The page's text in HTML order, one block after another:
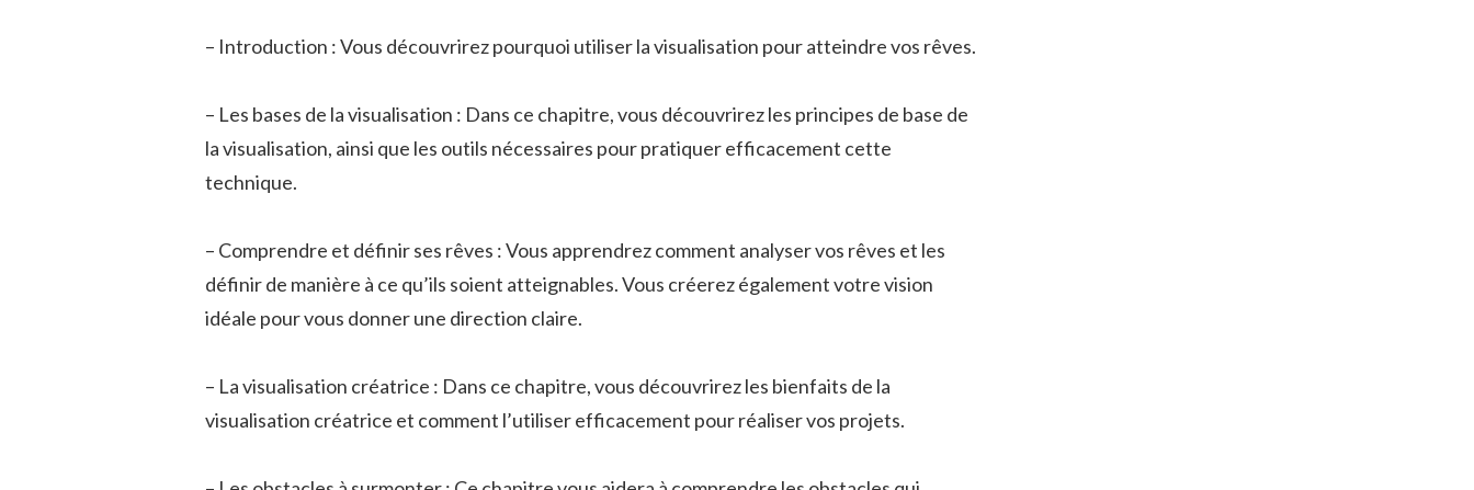
– Introduction : Vous découvrirez pourquoi utiliser la visualisation pour atteindre vos rêves.
– Les bases de la visualisation : Dans ce chapitre, vous découvrirez les principes de base de
la visualisation, ainsi que les outils nécessaires pour pratiquer efficacement cette
technique.
– Comprendre et définir ses rêves : Vous apprendrez comment analyser vos rêves et les
définir de manière à ce qu’ils soient atteignables. Vous créerez également votre vision
idéale pour vous donner une direction claire.
– La visualisation créatrice : Dans ce chapitre, vous découvrirez les bienfaits de la
visualisation créatrice et comment l’utiliser efficacement pour réaliser vos projets.